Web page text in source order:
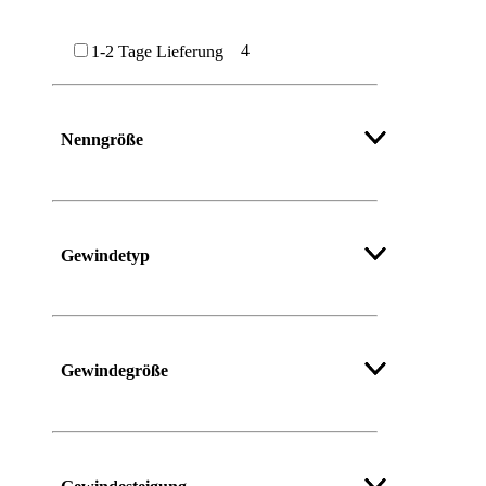
1-2 Tage Lieferung 4
Nenngröße
Gewindetyp
Gewindegröße